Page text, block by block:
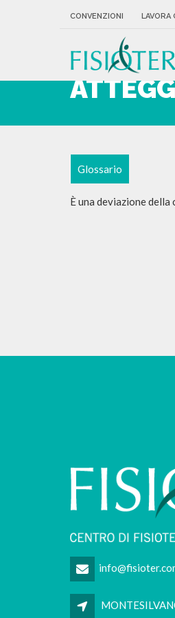
CONVENZIONI LAVORA
Glossario
È una deviazione